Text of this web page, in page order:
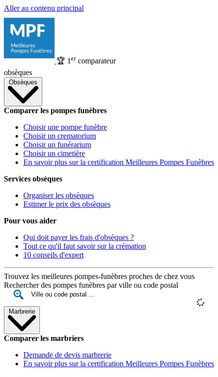
Aller au contenu principal
🏆 1 ercomparateur
obsèques
Obsèques
Comparer les pompes funèbres
Choisir une pompe funèbre
Choisir un crematorium
Choisir un funérarium
Choisir un cimetière
En savoir plus sur la certification Meilleures Pompes Funèbres
Services obsèques
Organiser les obsèques
Estimer le prix des obsèques
Pour vous aider
Qui doit payer les frais d'obsèques ?
Tout ce qu'il faut savoir sur la crémation
10 conseils d'expert
Trouvez les meilleures pompes-funèbres proches de chez vous
Rechercher des pompes funèbres par ville ou code postal
Marbrerie
Comparer les marbriers
Demande de devis marbrerie
En savoir plus sur la certification Meilleures Pompes Funèbres